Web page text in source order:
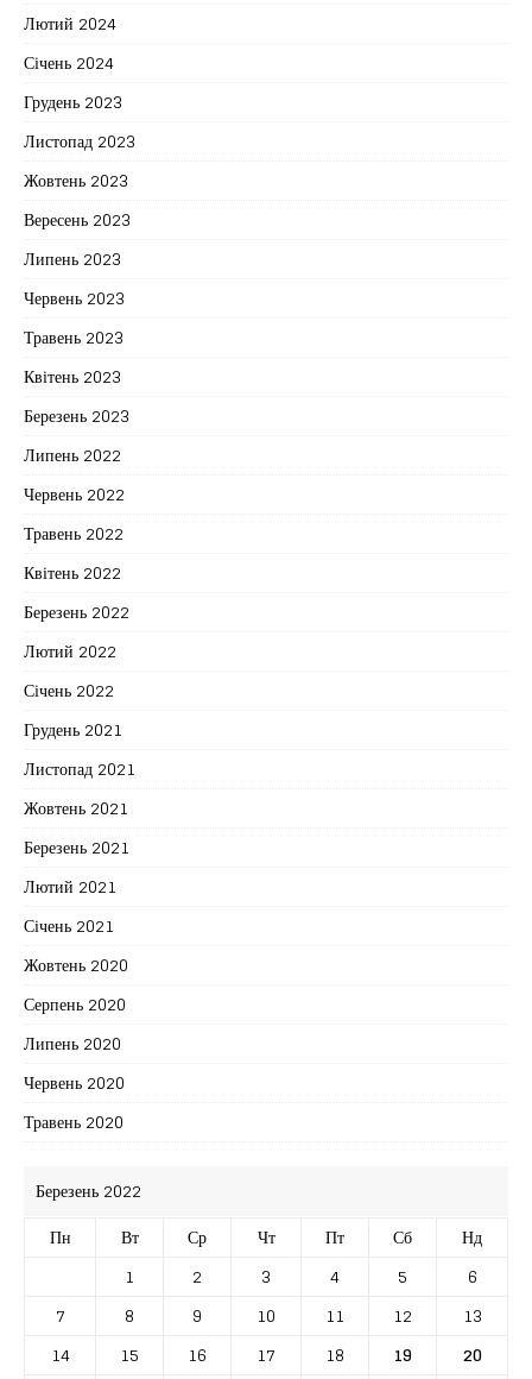
Лютий 2024
Січень 2024
Грудень 2023
Листопад 2023
Жовтень 2023
Вересень 2023
Липень 2023
Червень 2023
Травень 2023
Квітень 2023
Березень 2023
Липень 2022
Червень 2022
Травень 2022
Квітень 2022
Березень 2022
Лютий 2022
Січень 2022
Грудень 2021
Листопад 2021
Жовтень 2021
Березень 2021
Лютий 2021
Січень 2021
Жовтень 2020
Серпень 2020
Липень 2020
Червень 2020
Травень 2020
Березень 2022
Пн
Вт Ср Чт Пт Сб
Нд
1
2 3 4 5
6
7
8 9 10 11 12
13
14
15 16 17 18 19
20